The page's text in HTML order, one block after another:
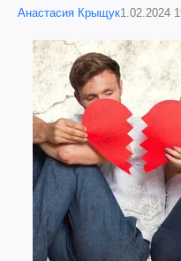
Анастасия Крыщук1.02.2024